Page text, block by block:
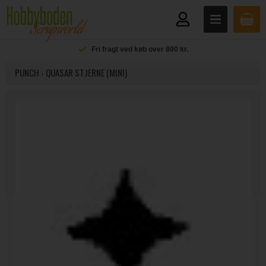
Fri fragt ved køb over 800 kr.
PUNCH - QUASAR STJERNE (MINI)